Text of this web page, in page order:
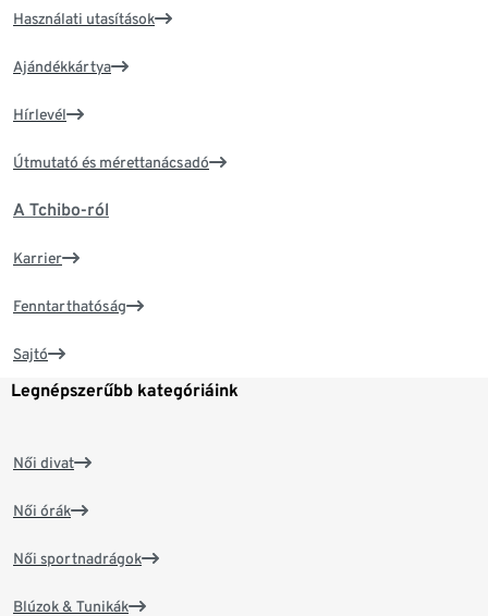
Használati utasítások
Ajándékkártya
Hírlevél
Útmutató és mérettanácsadó
A Tchibo-ról
Karrier
Fenntarthatóság
Sajtó
Legnépszerűbb kategóriáink
Női divat
Női órák
Női sportnadrágok
Blúzok & Tunikák